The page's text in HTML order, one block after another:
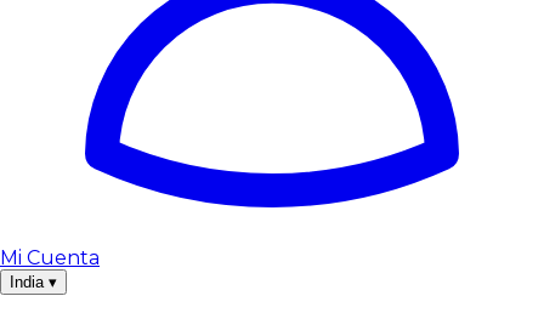
Mi Cuenta
India ▾